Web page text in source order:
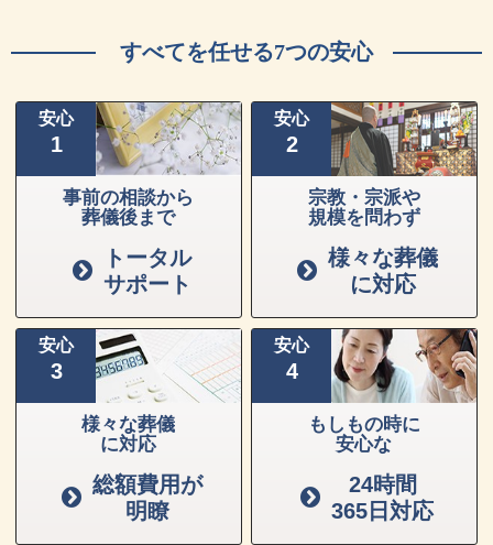
すべてを任せる7つの安心
安心
1
事前の相談から
葬儀後まで
トータル
サポート
安心
2
宗教・宗派や
規模を問わず
様々な葬儀
に対応
安心
3
様々な葬儀
に対応
総額費用が
明瞭
安心
4
もしもの時に
安心な
24時間
365日対応